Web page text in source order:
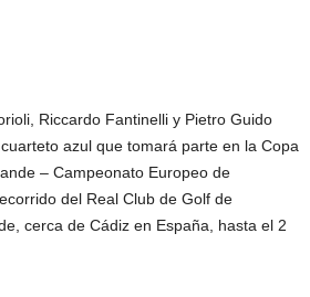
Riccardo Fantinelli y Pietro Guido
azul que tomará parte en la Copa
– Campeonato Europeo de
del Real Club de Golf de
cerca de Cádiz en España, hasta el 2